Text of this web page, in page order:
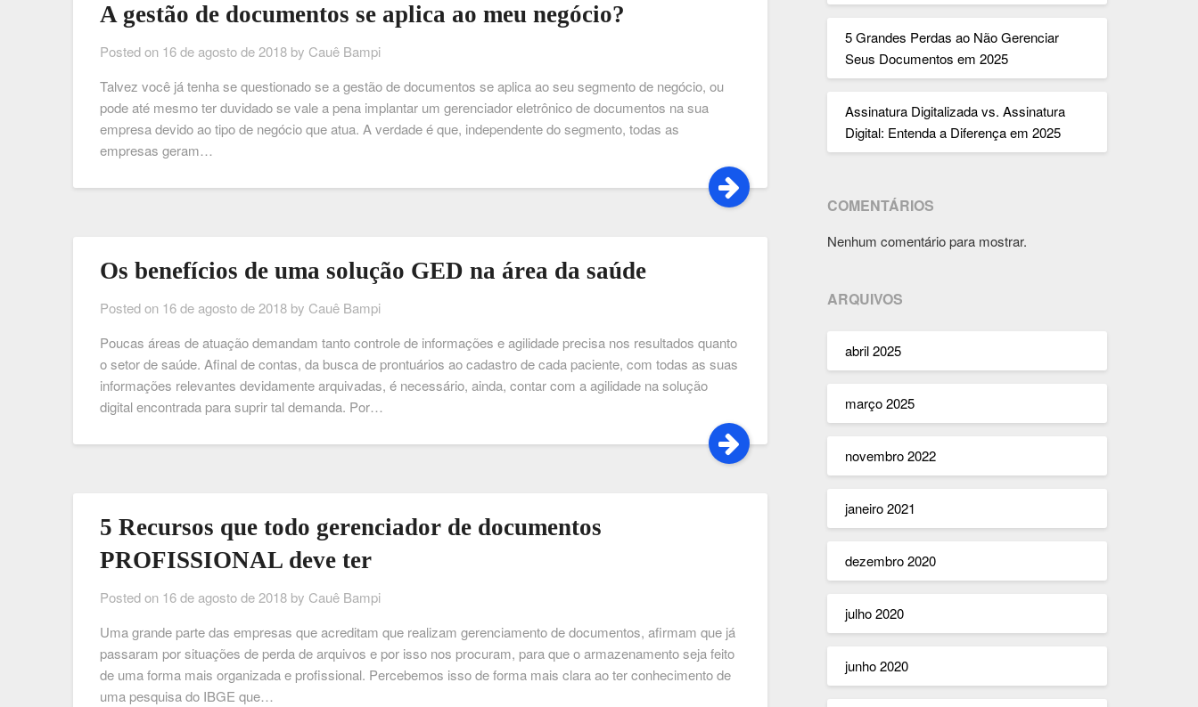
A gestão de documentos se aplica ao meu negócio?
Posted on 16 de agosto de 2018 by Cauê Bampi
Talvez você já tenha se questionado se a gestão de documentos se aplica ao seu segmento de negócio, ou
pode até mesmo ter duvidado se vale a pena implantar um gerenciador eletrônico de documentos na sua
empresa devido ao tipo de negócio que atua. A verdade é que, independente do segmento, todas as
empresas geram…
Os benefícios de uma solução GED na área da saúde
Posted on 16 de agosto de 2018 by Cauê Bampi
Poucas áreas de atuação demandam tanto controle de informações e agilidade precisa nos resultados quanto
o setor de saúde. Afinal de contas, da busca de prontuários ao cadastro de cada paciente, com todas as suas
informações relevantes devidamente arquivadas, é necessário, ainda, contar com a agilidade na solução
digital encontrada para suprir tal demanda. Por…
5 Recursos que todo gerenciador de documentos
PROFISSIONAL deve ter
Posted on 16 de agosto de 2018 by Cauê Bampi
Uma grande parte das empresas que acreditam que realizam gerenciamento de documentos, afirmam que já
passaram por situações de perda de arquivos e por isso nos procuram, para que o armazenamento seja feito
de uma forma mais organizada e profissional. Percebemos isso de forma mais clara ao ter conhecimento de
uma pesquisa do IBGE que…
5 Grandes Perdas ao Não Gerenciar
Seus Documentos em 2025
Assinatura Digitalizada vs. Assinatura
Digital: Entenda a Diferença em 2025
COMENTÁRIOS
Nenhum comentário para mostrar.
ARQUIVOS
abril 2025
março 2025
novembro 2022
janeiro 2021
dezembro 2020
julho 2020
junho 2020